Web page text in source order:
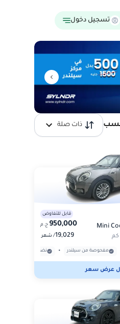
تسجيل دخول
حسب ذات صلة
حوادث مؤثرة
Mini
قابل للتفاوض
950,000 ج.م
19,029
/ شهر
مفحوصة من سيلندر • نضمن قانونية ملكية
عرض سعر